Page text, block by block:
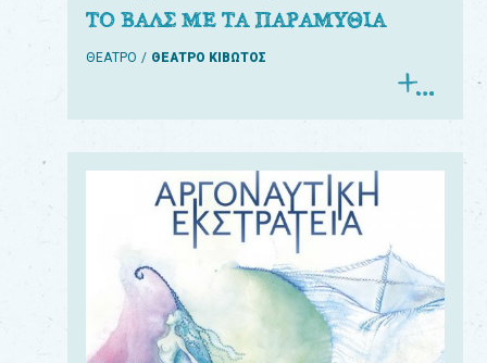
ΤΟ ΒΑΛΣ ΜΕ ΤΑ ΠΑΡΑΜΥΘΙΑ
ΘΕΑΤΡΟ ΘΕΑΤΡΟ ΚΙΒΩΤΟΣ